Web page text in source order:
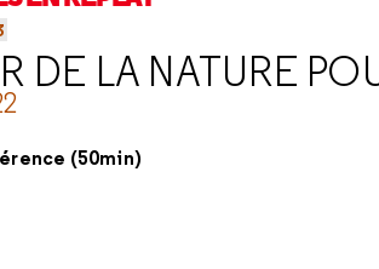
DE LA NATURE
(50min)